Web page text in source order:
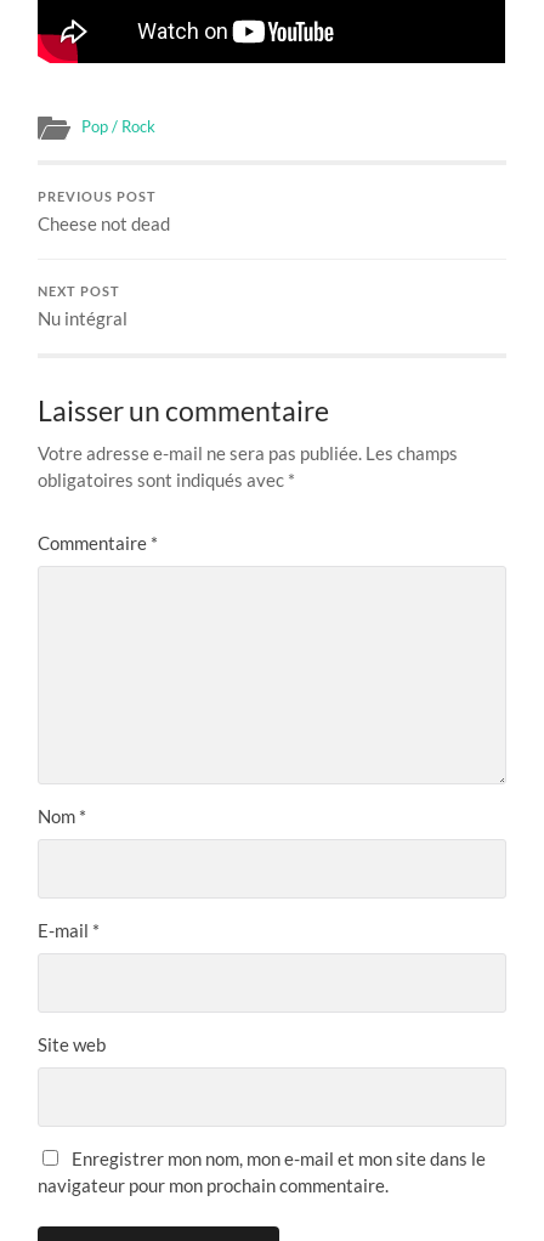
Pop / Rock
PREVIOUS POST
Cheese not dead
NEXT POST
Nu intégral
Laisser un commentaire
Votre adresse e-mail ne sera pas publiée. Les champs
obligatoires sont indiqués avec *
Commentaire *
Nom *
E-mail *
Site web
Enregistrer mon nom, mon e-mail et mon site dans le
navigateur pour mon prochain commentaire.